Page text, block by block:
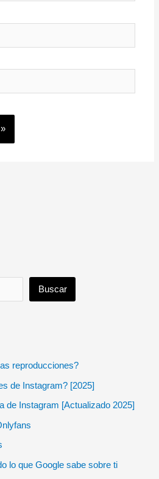
Buscar
reproducciones?
de Instagram? [2025]
de Instagram [Actualizado 2025]
lo que Google sabe sobre ti